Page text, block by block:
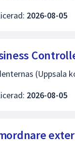
2026-08-05
(Uppsala
2026-08-05